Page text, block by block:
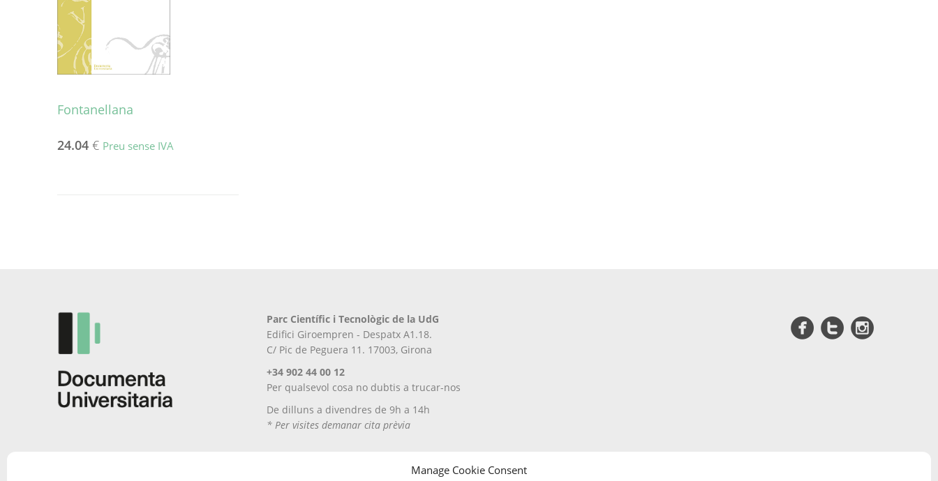
Manage Cookie Consent
Fontanellana
24.04 € Preu sense IVA
Parc Científic i Tecnològic de la UdG
Edifici Giroempren - Despatx A1.18.
C/ Pic de Peguera 11. 17003, Girona
+34 902 44 00 12
Per qualsevol cosa no dubtis a trucar-nos
De dilluns a divendres de 9h a 14h
* Per visites demanar cita prèvia